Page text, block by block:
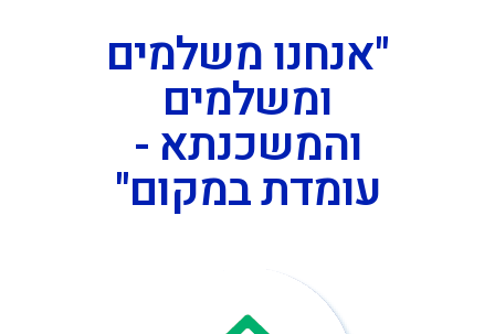
"אנחנו משלמים
ומשלמים
והמשכנתא -
עומדת במקום"